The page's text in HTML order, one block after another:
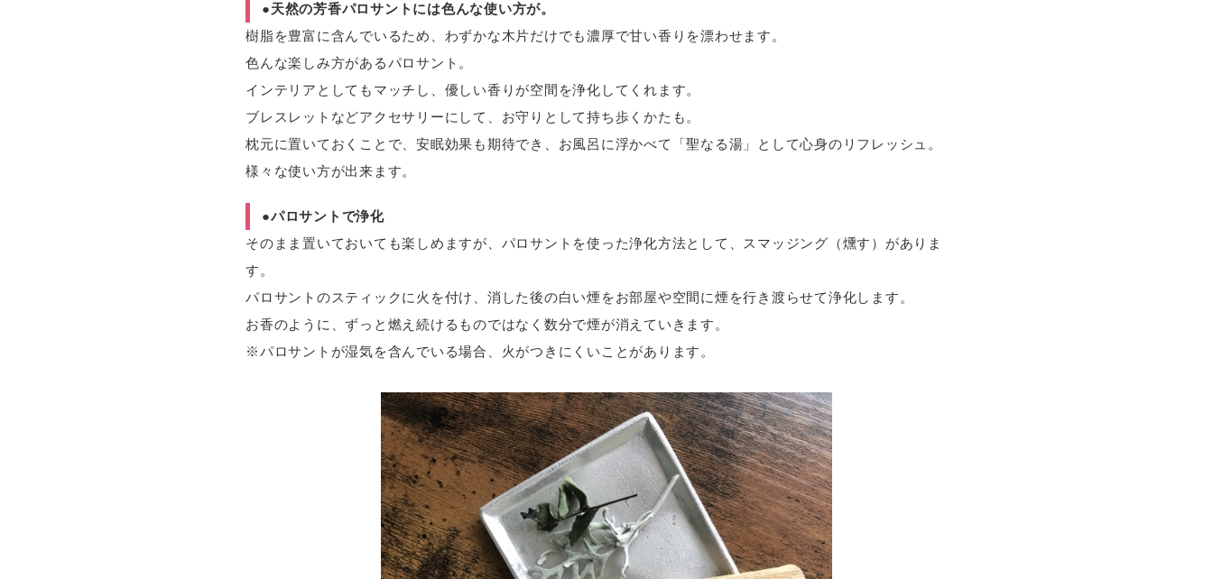
●天然の芳香パロサントには色んな使い方が。
樹脂を豊富に含んでいるため、わずかな木片だけでも濃厚で甘い香りを漂わせます。
色んな楽しみ方があるパロサント。
インテリアとしてもマッチし、優しい香りが空間を浄化してくれます。
ブレスレットなどアクセサリーにして、お守りとして持ち歩くかたも。
枕元に置いておくことで、安眠効果も期待でき、お風呂に浮かべて「聖なる湯」として心身のリフレッシュ。
様々な使い方が出来ます。
●パロサントで浄化
そのまま置いておいても楽しめますが、パロサントを使った浄化方法として、スマッジング（燻す）がありま
す。
パロサントのスティックに火を付け、消した後の白い煙をお部屋や空間に煙を行き渡らせて浄化します。
お香のように、ずっと燃え続けるものではなく数分で煙が消えていきます。
※パロサントが湿気を含んでいる場合、火がつきにくいことがあります。